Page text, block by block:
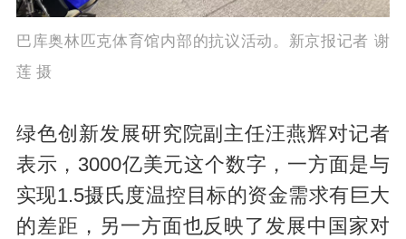
巴库奥林匹克体育馆内部的抗议活动。新京报记者 谢
莲 摄
绿色创新发展研究院副主任汪燕辉对记者
表示，3000亿美元这个数字，一方面是与
实现1.5摄氏度温控目标的资金需求有巨大
的差距，另一方面也反映了发展中国家对